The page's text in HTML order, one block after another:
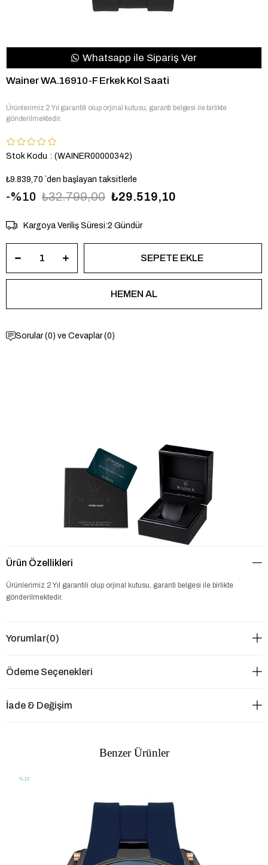
Whatsapp ile Sipariş Ver
Wainer WA.16910-F Erkek Kol Saati
Ürünlerimiz 2 Yıl garantili olup orjinal kutusu, garanti belgesi ile birlikte
gönderilmektedir.
Stok Kodu (WAINER00000342)
₺9.839,70 `den başlayan taksitlerle
10 ₺32.799,00 ₺29.519,10
Kargoya Veriliş Süresi:2 Gündür
Sorular (0) ve Cevaplar (0)
Ürün Özellikleri
Ürünlerimiz 2 Yıl garantili olup orjinal kutusu, garanti belgesi ile birlikte
gönderilmektedir.
Yorumlar(0)
Ödeme Seçenekleri
İade & Değişim
Benzer Ürünler
%10